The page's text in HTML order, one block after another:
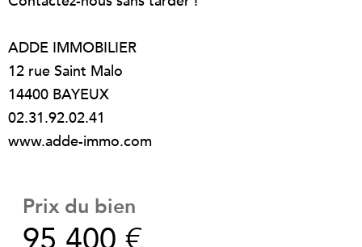
ADDE IMMOBILIER
12 rue Saint Malo
14400 BAYEUX
02.31.92.02.41
Prix du bien